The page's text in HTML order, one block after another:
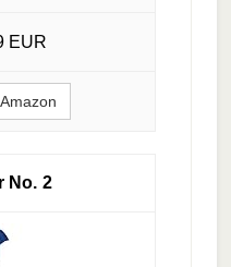
EUR
2